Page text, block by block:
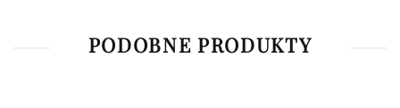
PODOBNE PRODUKTY